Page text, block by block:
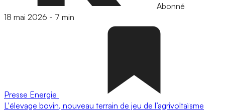
Abonné
18 mai 2026 - 7 min
Presse Energie
L'élevage bovin, nouveau terrain de jeu de l’agrivoltaïsme